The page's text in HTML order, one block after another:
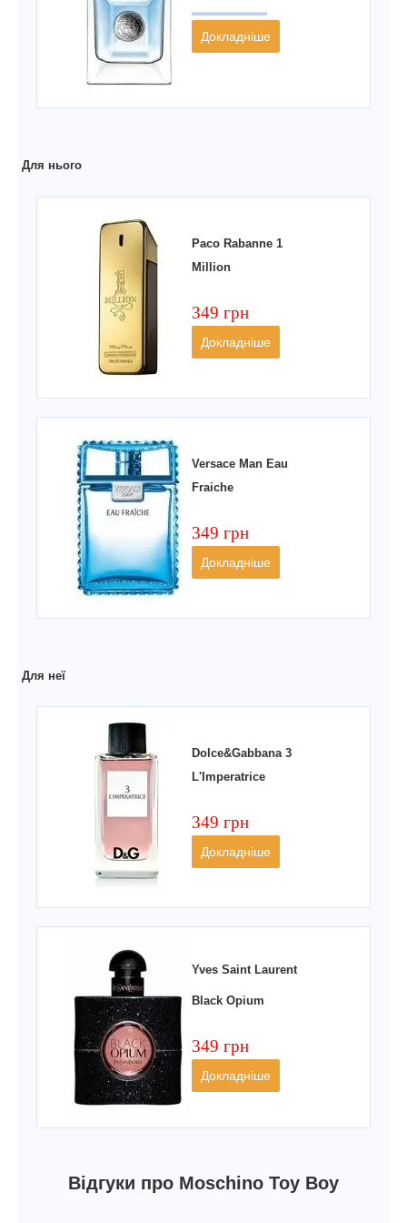
Докладніше
Для нього
Paco Rabanne 1
Million
349 грн
Докладніше
Versace Man Eau
Fraiche
349 грн
Докладніше
Для неї
Dolce&Gabbana 3
L'Imperatrice
349 грн
Докладніше
Yves Saint Laurent
Black Opium
349 грн
Докладніше
Відгуки про Moschino Toy Boy